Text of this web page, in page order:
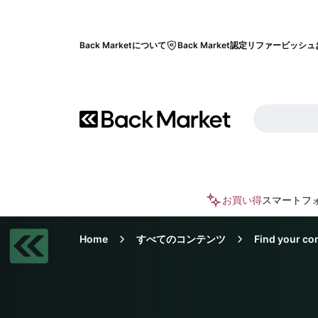
Back Marketについて Back Market認定リファービッシュ
お買い得スマートフ
Home すべてのコンテンツ Find your